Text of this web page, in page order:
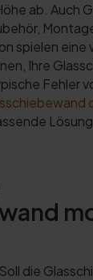
ab. Auch
spielen eine
Ihre
Fehler
die